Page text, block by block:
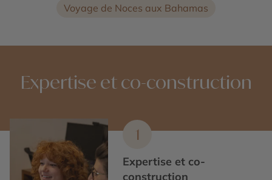
Voyage de Noces aux Bahamas
Expertise et co-construction
1
Expertise et co-
construction